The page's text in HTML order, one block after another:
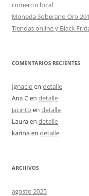
comercio local
Moneda Soberano Oro
Tiendas online y Black
COMENTARIOS RECIENTES
Ignacio en detalle
Ana Cen detalle
Jacinto en detalle
Lauraen detalle
karinaen detalle
ARCHIVOS
agosto 2025